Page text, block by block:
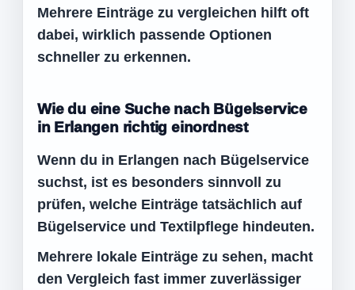
Mehrere Einträge zu vergleichen hilft oft
dabei, wirklich passende Optionen
schneller zu erkennen.
Wie du eine Suche nach Bügelservice
in Erlangen richtig einordnest
Wenn du in Erlangen nach Bügelservice
suchst, ist es besonders sinnvoll zu
prüfen, welche Einträge tatsächlich auf
Bügelservice und Textilpflege hindeuten.
Mehrere lokale Einträge zu sehen, macht
den Vergleich fast immer zuverlässiger